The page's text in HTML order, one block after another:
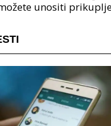
unositi